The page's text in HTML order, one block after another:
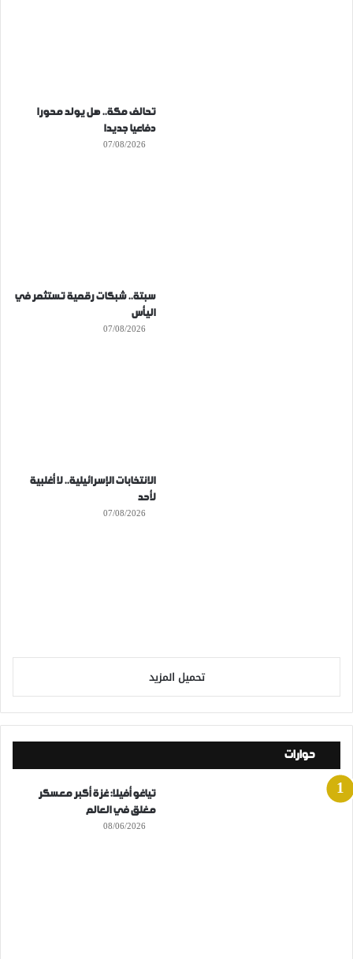
تحالف مكة.. هل يولد محورا
دفاعيا جديدا
07/08/2026
سبتة.. شبكات رقمية تستثمر في
اليأس
07/08/2026
الانتخابات الإسرائيلية.. لا أغلبية
لأحد
07/08/2026
تحميل المزيد
حوارات
تياغو أفيلا: غزة أكبر معسكر
مغلق في العالم
08/06/2026